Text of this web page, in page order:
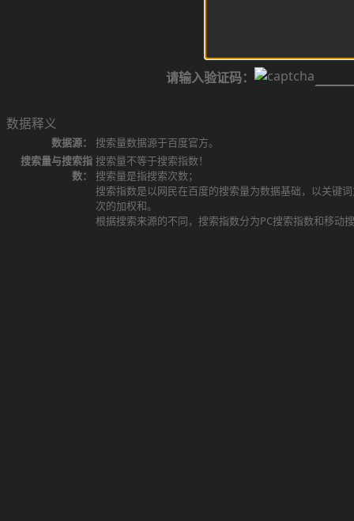
请输入验证码：
数据释义
数据源：
搜索量数据源于百度官方。
搜索量与搜索指
数：
搜索量不等于搜索指数！
搜索量是指搜索次数；
搜索指数是以网民在百度的搜索量为数据基础，以关键
次的加权和。
根据搜索来源的不同，搜索指数分为PC搜索指数和移动